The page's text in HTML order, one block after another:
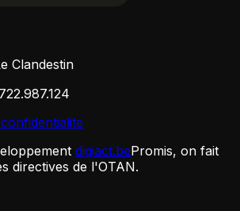
Clandestin
digiact.bePromis, on fait
directives de l'OTAN.